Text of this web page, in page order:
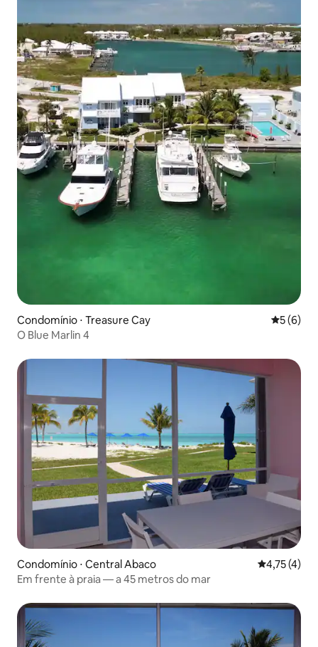
Condomínio ⋅ Treasure Cay 5 de
5 (6)
O Blue Marlin 4
Condomínio ⋅ Central Abaco 4,75 de
4,75 (4)
Em frente à praia — a 45 metros do mar